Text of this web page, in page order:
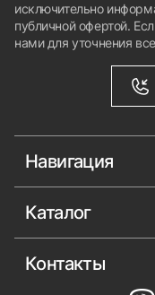
исключительно
публичной офертой.
нами для уточнения
Навигация
Каталог
Контакты